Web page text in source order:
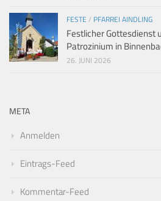
FESTE / PFARREI AINDLING
Festlicher Gottesdienst
Patrozinium in
26. JUNI 2026
META
Anmelden
Eintrags-Feed
Kommentar-Feed